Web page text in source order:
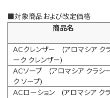
■対象商品および改定価格
商品名
ACクレンザー (アロマシア ク
ーク クレンザー)
ACソープ (アロマシア クラシ
ク ソープ)
ACローション (アロマシア ク